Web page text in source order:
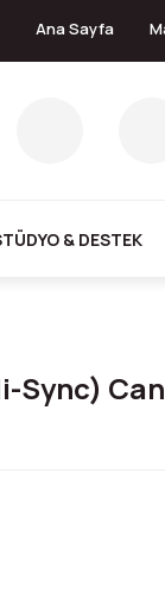
Ana Sayfa
& DESTEK
Sync)